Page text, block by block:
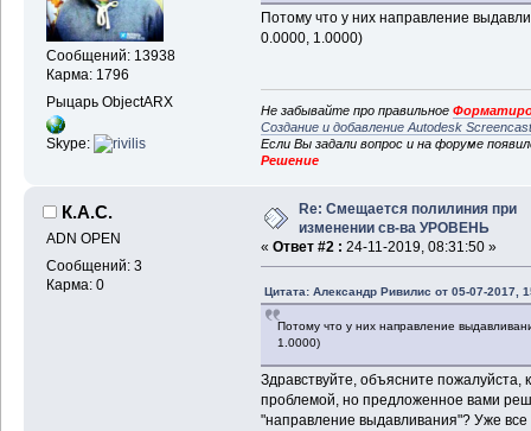
Сообщений: 13938
Карма: 1796
Рыцарь ObjectARX
Skype:
Потому что у них направление
0.0000, 1.0000)
Не забывайте про правильное
Создание и добавление Autodesk
Если Вы задали вопрос и на форуме
Решение
К.А.С.
ADN OPEN
Сообщений: 3
Карма: 0
Re: Смещается полилиния при
изменении св-ва УРОВЕНЬ
« Ответ #2 : 24-11-2019, 08:31:50 »
Цитата: Александр Ривилис от 05-07-2017,
Потому что у них направление
1.0000)
Здравствуйте, объясните пожалуйста,
проблемой, но предложенное вами
"направление выдавливания"? Уже все